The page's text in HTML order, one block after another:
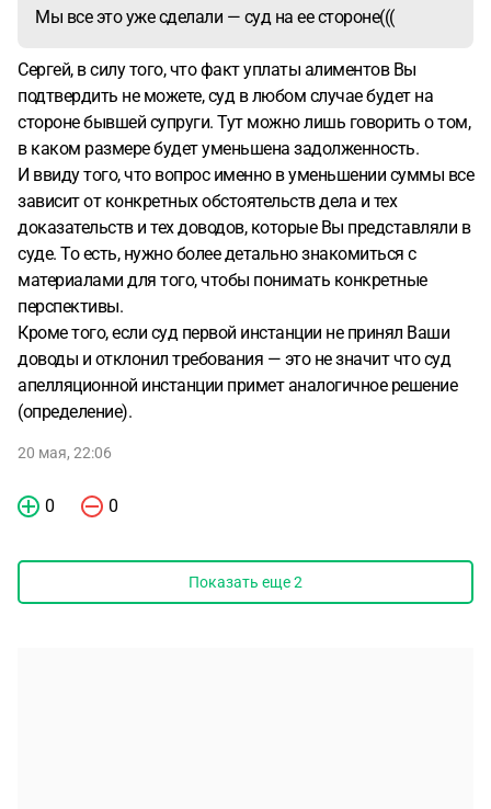
Мы все это уже сделали — суд на ее стороне(((
Сергей, в силу того, что факт уплаты алиментов Вы
подтвердить не можете, суд в любом случае будет на
стороне бывшей супруги. Тут можно лишь говорить о том,
в каком размере будет уменьшена задолженность.
И ввиду того, что вопрос именно в уменьшении суммы все
зависит от конкретных обстоятельств дела и тех
доказательств и тех доводов, которые Вы представляли в
суде. То есть, нужно более детально знакомиться с
материалами для того, чтобы понимать конкретные
перспективы.
Кроме того, если суд первой инстанции не принял Ваши
доводы и отклонил требования — это не значит что суд
апелляционной инстанции примет аналогичное решение
(определение).
20 мая, 22:06
0 0
Показать еще2